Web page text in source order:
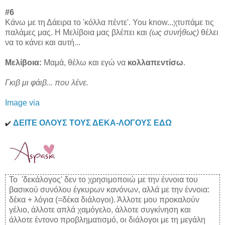
#6
Κάνω με τη Δάειρα το 'κόλλα πέντε'. You know...χτυπάμε τις
παλάμες μας. Η Μελίβοια μας βλέπει και (ως συνήθως) θέλει
να το κάνει και αυτή...
Μελίβοια: Μαμά, θέλω και εγώ να κολλαπεντίσω.
Γκιβ μι φάιβ... που λένε.
Image via
✔️ ΔΕΙΤΕ ΟΛΟΥΣ ΤΟΥΣ ΔΕΚΑ-ΛΟΓΟΥΣ ΕΔΩ
To 'δεκάλογος' δεν το χρησιμοποιώ με την έννοια του
βασικού συνόλου έγκυρων κανόνων, αλλά με την έννοια:
δέκα + λόγια (=δέκα διάλογοι). Άλλοτε μου προκαλούν
γέλιο, άλλοτε απλά χαμόγελο, άλλοτε συγκίνηση και
άλλοτε έντονο προβληματισμό, οι διάλογοι με τη μεγάλη